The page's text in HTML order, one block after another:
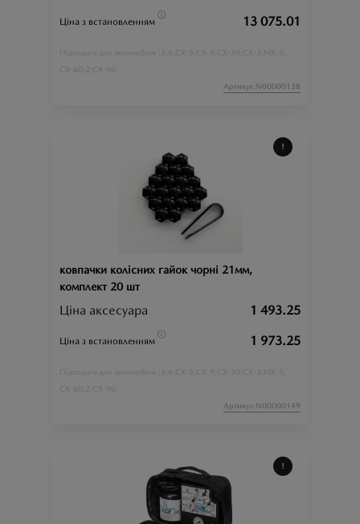
Ціна з встановленням 13 075.01
Підходить для автомобіля : 3; 6; CX-5; CX-9; CX-30; CX-3;
MX-5;
CX-60;
2; CX-90;
Артикул:N00000138
ковпачки колісних гайок чорні 21мм,
комплект 20 шт
Ціна аксесуара 1 493.25
Ціна з встановленням 1 973.25
Підходить для автомобіля : 3; 6; CX-5; CX-9; CX-30; CX-3;
MX-5;
CX-60;
2; CX-90;
Артикул:N00000149